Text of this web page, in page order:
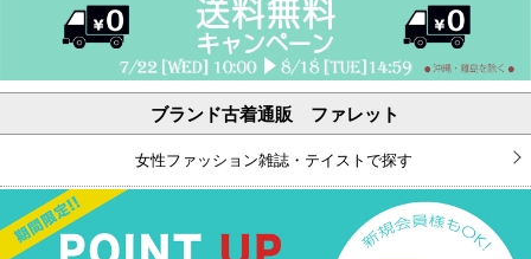
ブランド古着通販 ファレット
女性ファッション雑誌・テイストで探す